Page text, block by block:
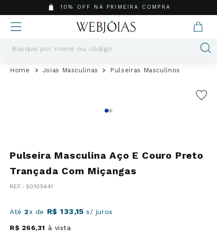
10% OFF NA PRIMEIRA COMPRA
Busque por nome ou código
Joias Masculinas Pulseiras Masculinos
Pulseira Masculina Aço E Couro Preto
Trançada Com Miçangas
: 50105441
Até 2x de R$ 133,15 s/ juros
R$ 266,31 à vista
Termos mais buscados
6
Argola
Casamento